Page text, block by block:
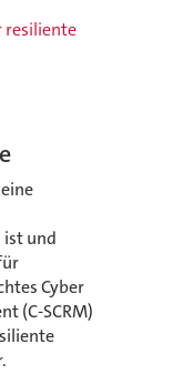
resiliente
ist und
Cyber
(C-SCRM)